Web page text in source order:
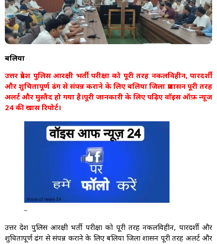
बलिया
उत्तर प्रदेश पुलिस आरक्षी भर्ती परीक्षा को पूरी तरह नकलविहीन, पारदर्शी
और शुचितापूर्ण ढंग से संपन्न कराने के लिए बलिया जिला प्रशासन पूरी तरह
अलर्ट और मुस्तैद हो गया है।पूरी जानकारी के लिए पढ़िए वाॅइस ऑफ़ न्यूज
24 की खास रिपोर्ट।
_
उत्तर प्रदेश पुलिस आरक्षी भर्ती परीक्षा को पूरी तरह नकलविहीन, पारदर्शी और
शुचितापूर्ण ढंग से संपन्न कराने के लिए बलिया जिला प्रशासन पूरी तरह अलर्ट और